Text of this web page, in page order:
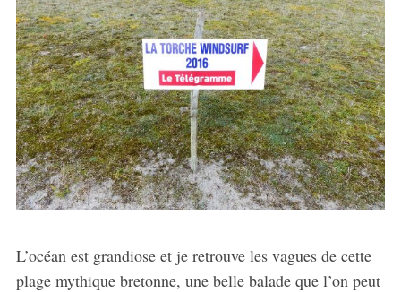
L’océan est grandiose et je retrouve les vagues de cette
plage mythique bretonne, une belle balade que l’on peut